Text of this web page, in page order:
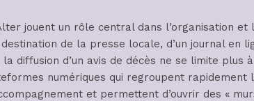
jouent un rôle central dans l’organisation et
de la presse locale, d’un journal en
la diffusion d’un avis de décès ne se limite plus
numériques qui regroupent
et permettent d’ouvrir des «